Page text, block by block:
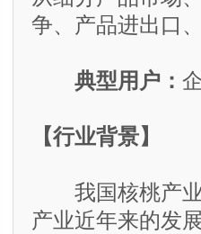
争、产品进出口
典型用户：
【行业背景】
我国核桃产业
产业近年来的发